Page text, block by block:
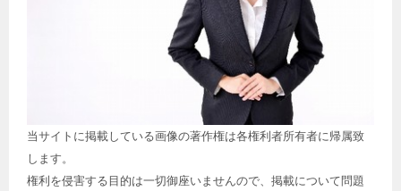
当サイトに掲載している画像の著作権は各権利者所有者に帰属致
します。
権利を侵害する目的は一切御座いませんので、掲載について問題